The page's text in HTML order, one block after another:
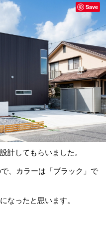
計してもらいました。
、カラーは「ブラック」で
なったと思います。
Save